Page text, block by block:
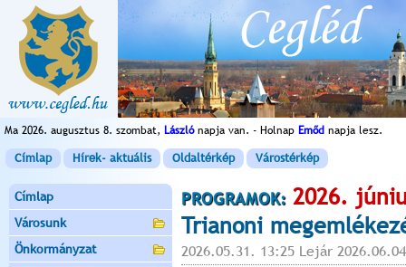
Ma 2026. augusztus 8. szombat, Lászlónapja van. - Holnap Emőd napja lesz.
Címlap Hírek- aktuális Oldaltérkép Várostérkép
Címlap
Városunk
Önkormányzat
PROGRAMOK: 2026.
Trianoni
2026.05.31. 13:25 Lejár